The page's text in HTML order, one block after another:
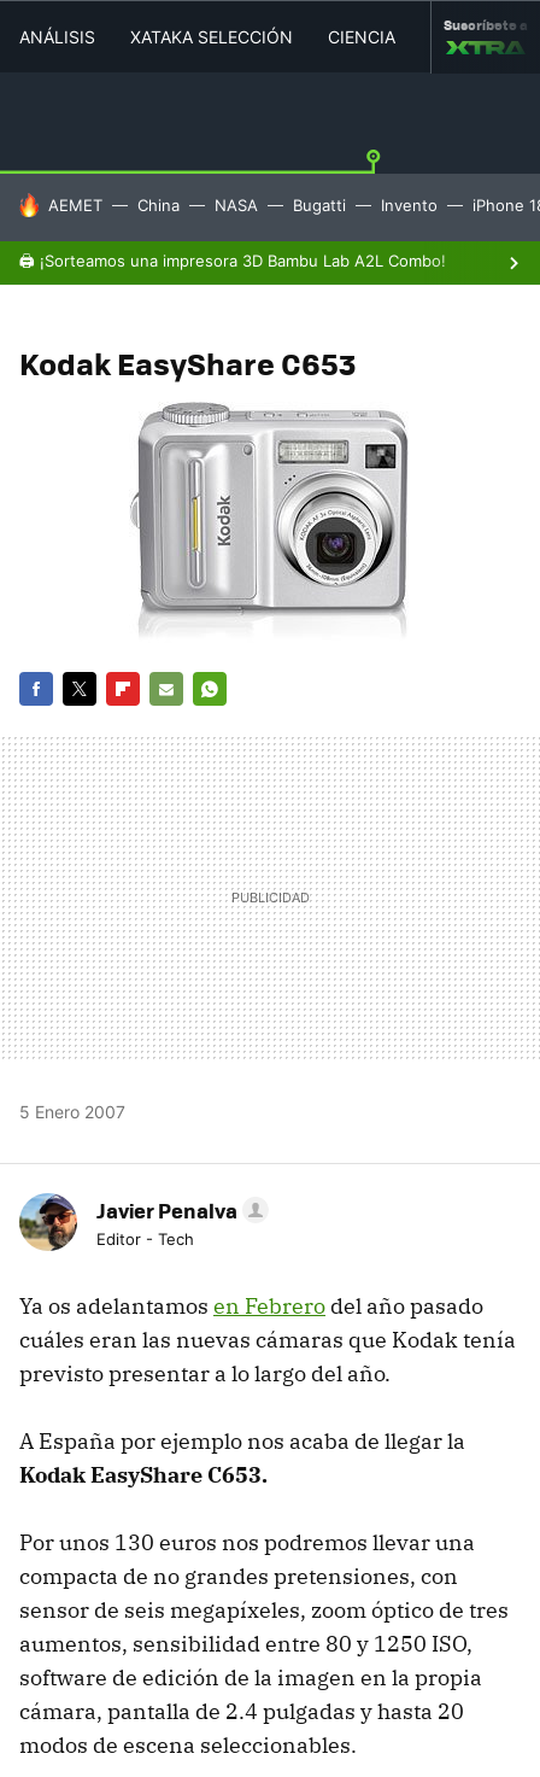
ANÁLISIS XATAKA SELECCIÓN CIENCIA MOVILIDAD
Suscríbete a
HOY SE HABLA DE
AEMET China NASA Bugatti Invento iPhone
🖨️ ¡Sorteamos una impresora 3D Bambu Lab A2L Combo!
Kodak EasyShare C653
MAIL
5 Enero 2007
Javier Penalva
Editor - Tech
Ya os adelantamos en Febrero del año pasado
cuáles eran las nuevas cámaras que Kodak tenía
previsto presentar a lo largo del año.
A España por ejemplo nos acaba de llegar la
Kodak EasyShare C653.
Por unos 130 euros nos podremos llevar una
compacta de no grandes pretensiones, con
sensor de seis megapíxeles, zoom óptico de tres
aumentos, sensibilidad entre 80 y 1250 ISO,
software de edición de la imagen en la propia
cámara, pantalla de 2.4 pulgadas y hasta 20
modos de escena seleccionables.